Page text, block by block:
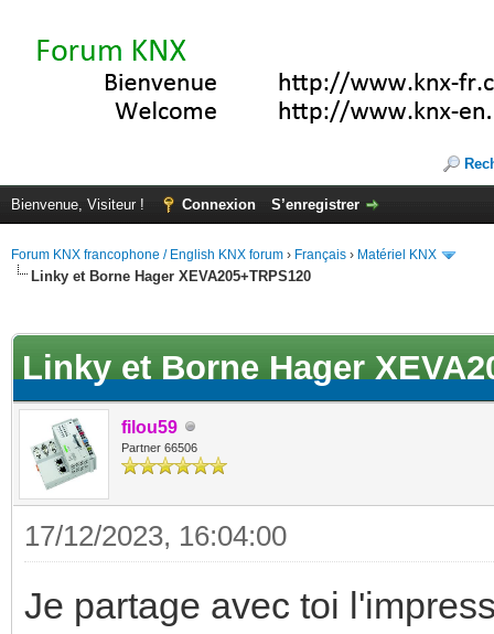
Bienvenue, Visiteur ! Connexion S’enregistrer
Forum KNX francophone / English KNX forum › Français › Matériel KNX
Linky et Borne Hager XEVA205+TRPS120
Linky et Borne Hager
filou59
Partner 66506
17/12/2023, 16:04:00
Je partage avec toi